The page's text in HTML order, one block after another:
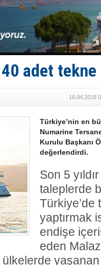
D-Marin,
Van’da
TAYK -
40 adet
16.04.2018
Türkiye’nin en
Numarine
Kurulu Başkanı
değerlendirdi.
Son 5
taleplerde
Türkiye’de
yaptırmak
endişe
eden